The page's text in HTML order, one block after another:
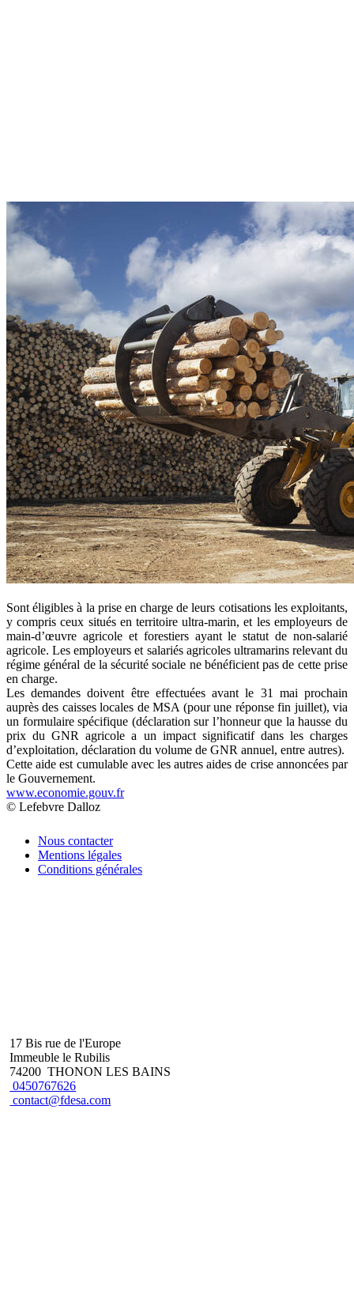
Sont éligibles à la prise en charge de leurs cotisations les exploitants,
y compris ceux situés en territoire ultra-marin, et les employeurs de
main-d’œuvre agricole et forestiers ayant le statut de non-salarié
agricole. Les employeurs et salariés agricoles ultramarins relevant du
régime général de la sécurité sociale ne bénéficient pas de cette prise
en charge.
Les demandes doivent être effectuées avant le 31 mai prochain
auprès des caisses locales de MSA (pour une réponse fin juillet), via
un formulaire spécifique (déclaration sur l’honneur que la hausse du
prix du GNR agricole a un impact significatif dans les charges
d’exploitation, déclaration du volume de GNR annuel, entre autres).
Cette aide est cumulable avec les autres aides de crise annoncées par
le Gouvernement.
www.economie.gouv.fr
© Lefebvre Dalloz
Nous contacter
Mentions légales
Conditions générales
17 Bis rue de l'Europe
Immeuble le Rubilis
74200 THONON LES BAINS
0450767626
contact@fdesa.com